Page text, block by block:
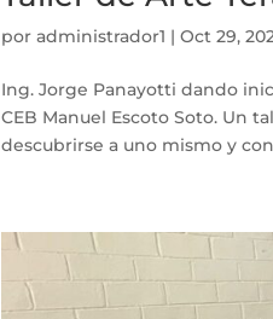
poradministrador1 |Oct 29,
Ing. Jorge Panayotti dando
CEB Manuel Escoto Soto. Un
descubrirse a uno mismo y